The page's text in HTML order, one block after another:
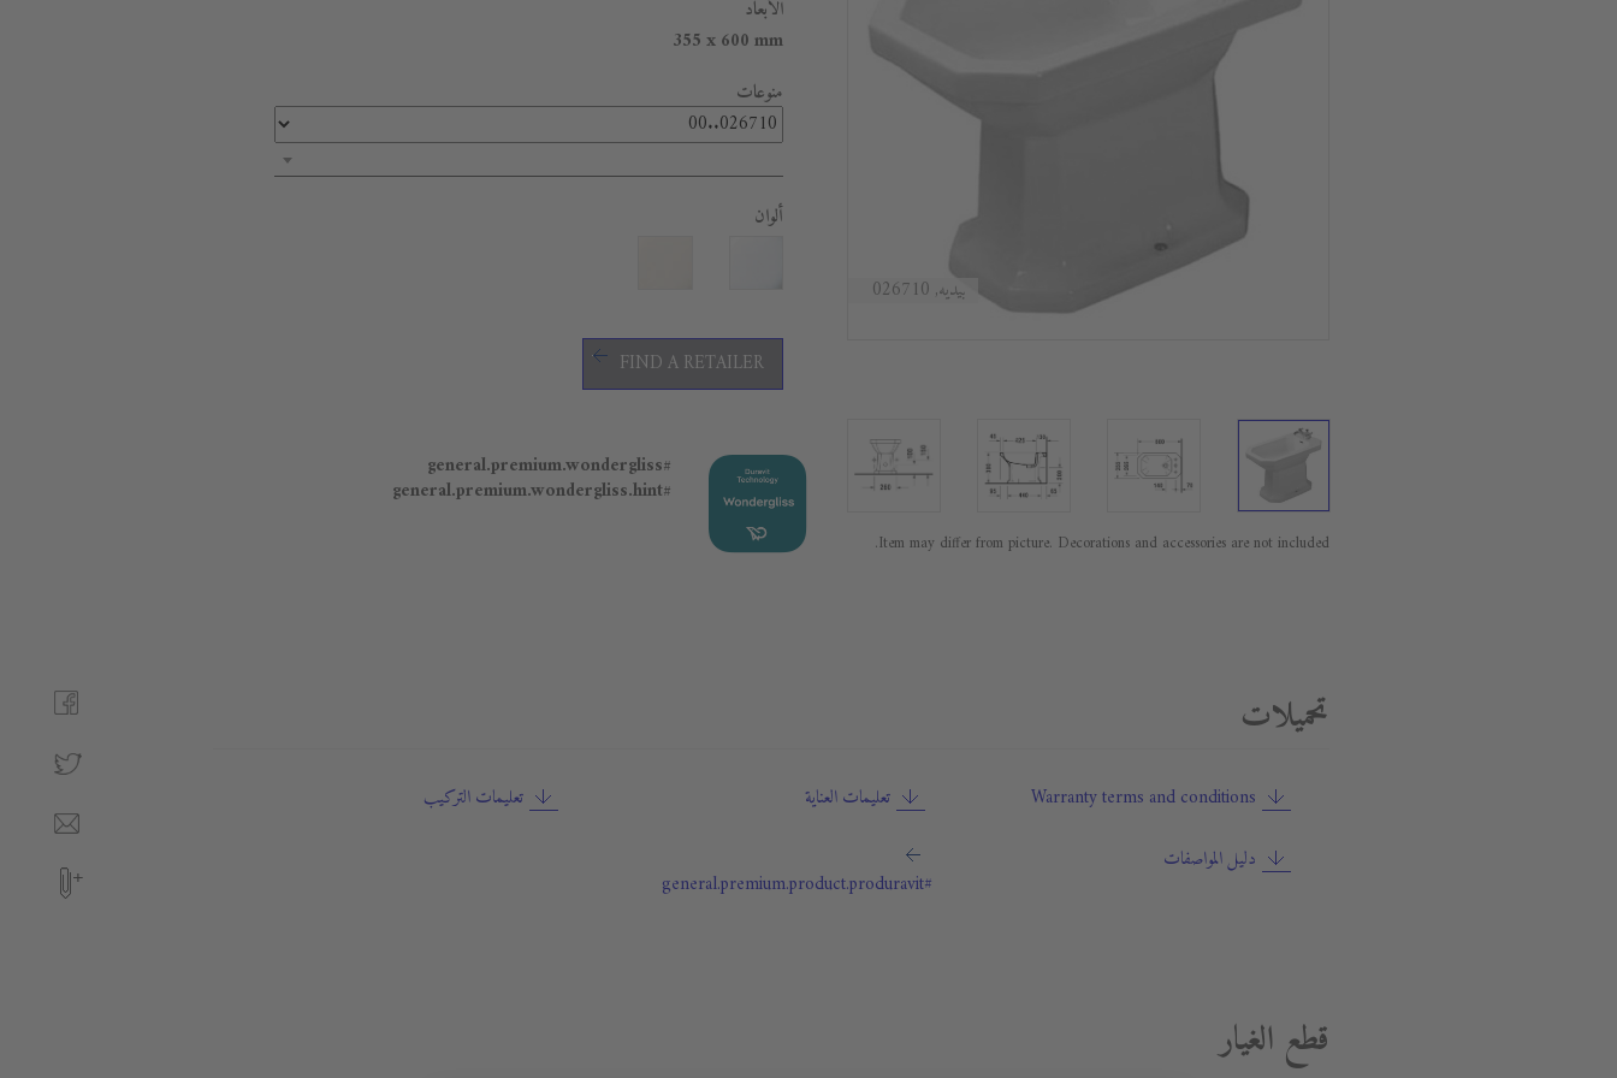
بيديه, 026710
Item may differ from picture. Decorations and accessories are not included.
الأبعاد
355 x 600 mm
منوعات
ألوان
FIND A RETAILER
#general.premium.wondergliss
#general.premium.wondergliss.hint
تحميلات
Warranty terms and conditions تعليمات العناية
تعليمات التركيب
دليل المواصفات
#general.premium.product.produravit
قطع الغيار